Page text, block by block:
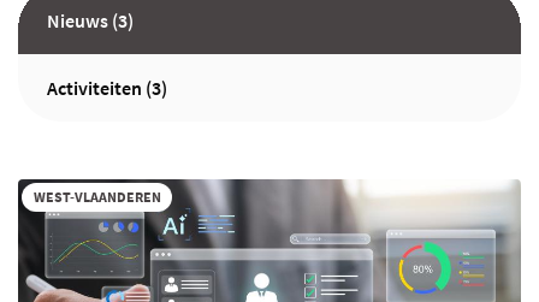
Nieuws (3)
Activiteiten (3)
WEST-VLAANDEREN